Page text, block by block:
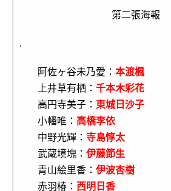
第二張海報
.
阿佐ヶ谷未乃愛： 本渡楓
上井草有栖： 千本木彩花
高円寺美子： 東城日沙子
小幡唯： 高橋李依
中野光輝： 寺島惇太
武蔵境塊： 伊藤節生
青山絵里香： 伊波杏樹
赤羽椿： 西明日香